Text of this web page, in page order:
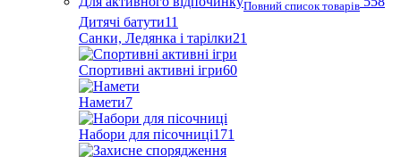
Повний список товарів
Дитячі батути11
Санки, Ледянка і тарілки21
Спортивні активні ігри60
Намети7
Набори для пісочниці171